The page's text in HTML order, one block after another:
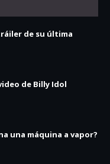
de su última
de Billy Idol
una máquina a vapor?